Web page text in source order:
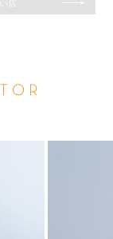
店